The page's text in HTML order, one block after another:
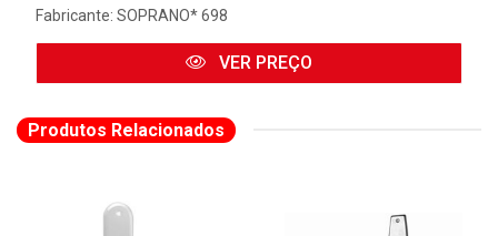
Fabricante: SOPRANO* 698
VER PREÇO
Produtos Relacionados